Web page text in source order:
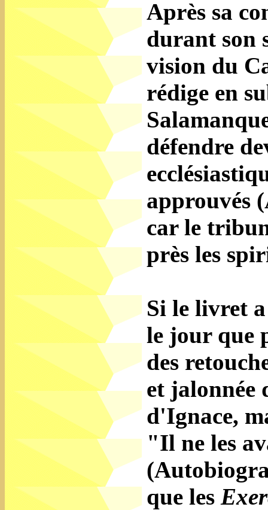
Après sa
durant son
vision du
rédige en
défendre
approuvés
car le
près les
Si le livret
le jour que
des
et jalonnée
d'Ignace,
"Il ne les
que les